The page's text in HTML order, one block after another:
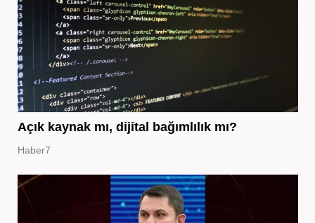
Açık kaynak mı, dijital bağımlılık mı?
Haber7